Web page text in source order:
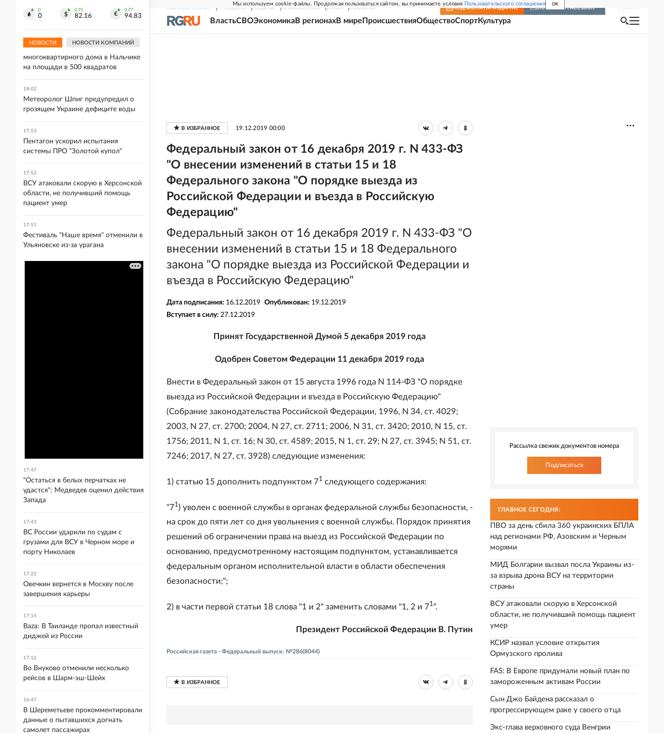
Мы используем cookie-файлы. Продолжая пользоваться сайтом, вы принимаете условия Пользовательского соглашения OK
СВЕЖИЙ НОМЕР РГ-НЕДЕЛЯ РОДИНА ПРИЛОЖЕНИЯ СОЮЗ НОВОСТИ ПОДПИСКА НА ИЗДАНИЕ ВКЛЮЧИТЬ РАССЫЛКУ
ВластьСВОЭкономикаВ регионахВ мире ПроисшествияОбществоСпортКультура
19.12.2019 00:00
Федеральный закон от 16 декабря 2019 г. N 433-ФЗ
"О внесении изменений в статьи 15 и 18
Федерального закона "О порядке выезда из
Российской Федерации и въезда в Российскую
Федерацию"
Федеральный закон от 16 декабря 2019 г. N 433-ФЗ "О
внесении изменений в статьи 15 и 18 Федерального
закона "О порядке выезда из Российской Федерации и
въезда в Российскую Федерацию"
Дата подписания: 16.12.2019 Опубликован: 19.12.2019
Вступает в силу: 27.12.2019
Принят Государственной Думой 5 декабря 2019 года
Одобрен Советом Федерации 11 декабря 2019 года
Внести в Федеральный закон от 15 августа 1996 года N 114-ФЗ "О порядке
выезда из Российской Федерации и въезда в Российскую Федерацию"
(Собрание законодательства Российской Федерации, 1996, N 34, ст. 4029;
2003, N 27, ст. 2700; 2004, N 27, ст. 2711; 2006, N 31, ст. 3420; 2010, N 15, ст.
1756; 2011, N 1, ст. 16; N 30, ст. 4589; 2015, N 1, ст. 29; N 27, ст. 3945; N 51, ст.
7246; 2017, N 27, ст. 3928) следующие изменения:
1) статью 15 дополнить подпунктом 71 следующего содержания:
"71 ) уволен с военной службы в органах федеральной службы безопасности, -
на срок до пяти лет со дня увольнения с военной службы. Порядок принятия
решений об ограничении права на выезд из Российской Федерации по
основанию, предусмотренному настоящим подпунктом, устанавливается
федеральным органом исполнительной власти в области обеспечения
безопасности;";
2) в части первой статьи 18 слова "1 и 2" заменить словами "1, 2 и 71".
Президент Российской Федерации В. Путин
Российская газета - Федеральный выпуск: №286(8044)
Рассылка свежих документов номера
Подписаться
ГЛАВНОЕ СЕГОДНЯ:
ПВО за день сбила 360 украинских БПЛА
над регионами РФ, Азовским и Черным
морями
МИД Болгарии вызвал посла Украины из-
за взрыва дрона ВСУ на территории
страны
ВСУ атаковали скорую в Херсонской
области, не получивший помощь пациент
умер
КСИР назвал условие открытия
Ормузского пролива
FAS: В Европе придумали новый план по
замороженным активам России
Сын Джо Байдена рассказал о
прогрессирующем раке у своего отца
Экс-глава верховного суда Венгрии
0
0
0.75
82.16
0.77
94.83
НОВОСТИ НОВОСТИ КОМПАНИЙ
Ливии
18:03
Пожар охватил кровлю
многоквартирного дома в Нальчике
на площади в 500 квадратов
18:02
Метеоролог Шпиг предупредил о
грозящем Украине дефиците воды
17:53
Пентагон ускорил испытания
системы ПРО "Золотой купол"
17:52
ВСУ атаковали скорую в Херсонской
области, не получивший помощь
пациент умер
17:51
Фестиваль "Наше время" отменили в
Ульяновске из-за урагана
17:47
"Остаться в белых перчатках не
удастся": Медведев оценил действия
Запада
17:43
ВС России ударили по судам с
грузами для ВСУ в Черном море и
порту Николаев
17:22
Овечкин вернется в Москву после
завершения карьеры
17:14
Baza: В Таиланде пропал известный
диджей из России
17:12
Во Внуково отменили несколько
рейсов в Шарм-эш-Шейх
16:47
В Шереметьеве прокомментировали
данные о пытавшихся догнать
самолет пассажирах